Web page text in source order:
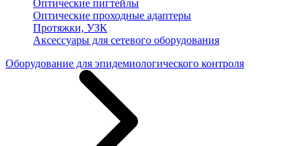
Оптические пигтейлы
Оптические проходные адаптеры
Протяжки, УЗК
Аксессуары для сетевого оборудования
Оборудование для эпидемиологического контроля